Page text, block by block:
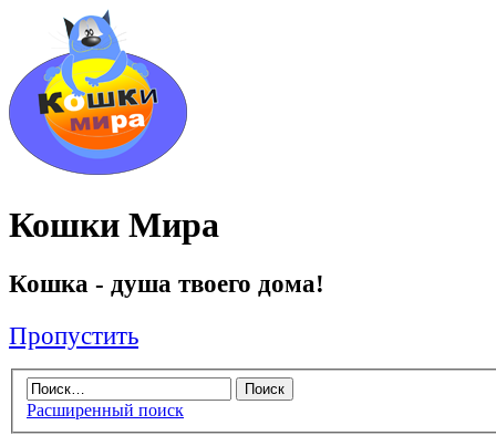
Кошки Мира
Кошка - душа твоего дома!
Пропустить
Расширенный поиск